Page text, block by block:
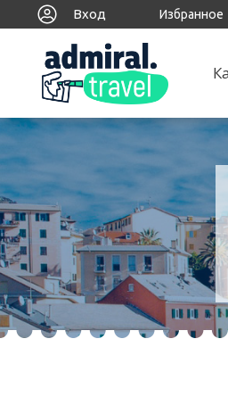
Вход Избранное